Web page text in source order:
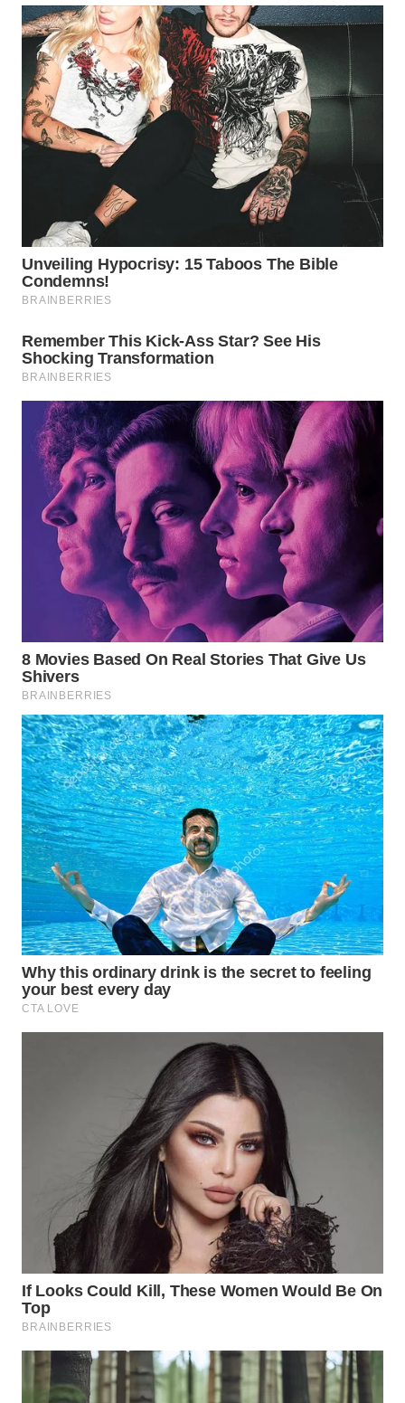
WN
NATUNA
WN
BINTAN
WN
MANDALIKA
WN
LIKUPANG
WN
LABUANBAJO
WN
BORNEO
Wahana
Media
WAHANA
NEWS
WAHANA
TANI
ADVOKAT
WAHANA
INFRASTRUKTUR
WAHANA
KONSUMEN
WAHANA
LISTRIK
WAHANA
TRAVEL
TV
WAHANANEWS
WAHANANEWS
NET
WAHANA
SPORT
WAHANA
UMKM
WAHANA
SELEB